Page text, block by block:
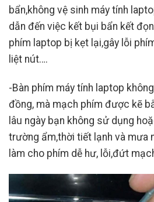
bẩn,không vệ sinh máy tính
dẫn đến việc kết bụi bẩn kết
phím laptop bị kẹt lại,gây lỗi
liệt nút….
-Bàn phím máy tính laptop
đồng, mà mạch phím được kẽ
lâu ngày bạn không sử dụng
trường ẩm,thời tiết lạnh và mưa
làm cho phím dễ hư, lỗi,đứt